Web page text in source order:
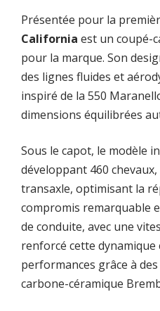
Présentée pour la
California est un coupé-
pour la marque. Son
des lignes fluides et
inspiré de la 550
dimensions équilibrées
Sous le capot, le modèle
développant 460
transaxle, optimisant la
compromis remarquable
de conduite, avec une
renforcé cette
performances grâce à
carbone-céramique